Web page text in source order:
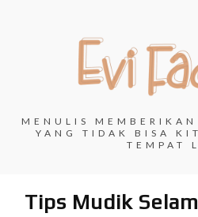
MENULIS
YANG TIDAK BISA
TEMPAT
Tips Mudik